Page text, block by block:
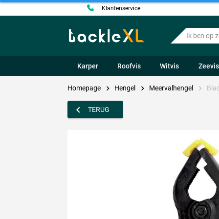
Klantenservice
Ik
ben
naar
.....
Karper Roofvis Witvis
Homepage Hengel Meervalhengel
TERUG